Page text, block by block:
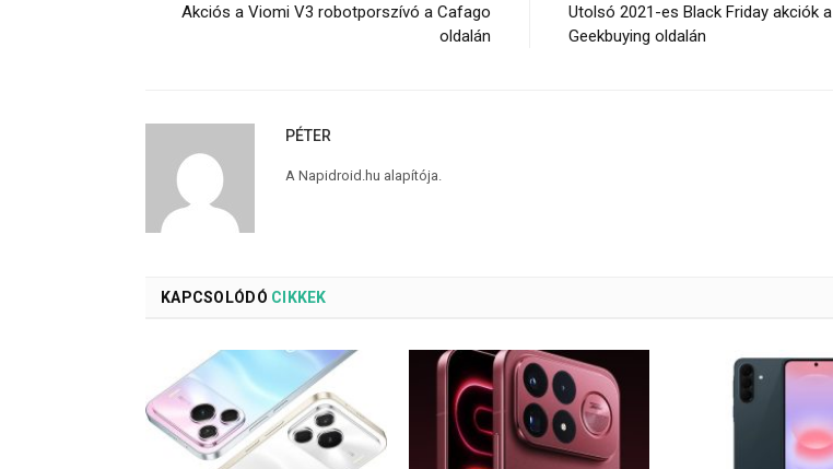
Akciós a Viomi V3 robotporszívó a Cafago
oldalán
Utolsó 2021-es Black Friday akciók a
Geekbuying oldalán
PÉTER
A Napidroid.hu alapítója.
KAPCSOLÓDÓ CIKKEK